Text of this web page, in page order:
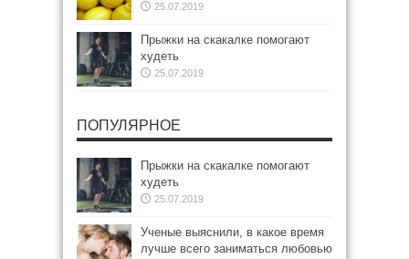
25.07.2019
Прыжки на скакалке помогают
худеть
25.07.2019
ПОПУЛЯРНОЕ
Прыжки на скакалке помогают
худеть
25.07.2019
Ученые выяснили, в какое время
лучше всего заниматься любовью